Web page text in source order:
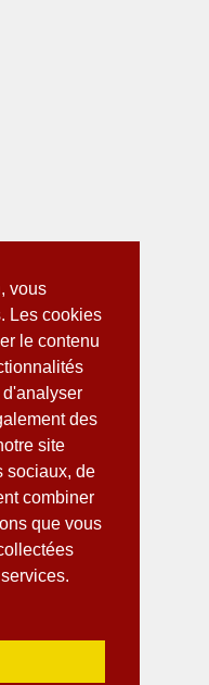
vous
Les cookies
le contenu
des
site
sociaux, de
combiner
que vous